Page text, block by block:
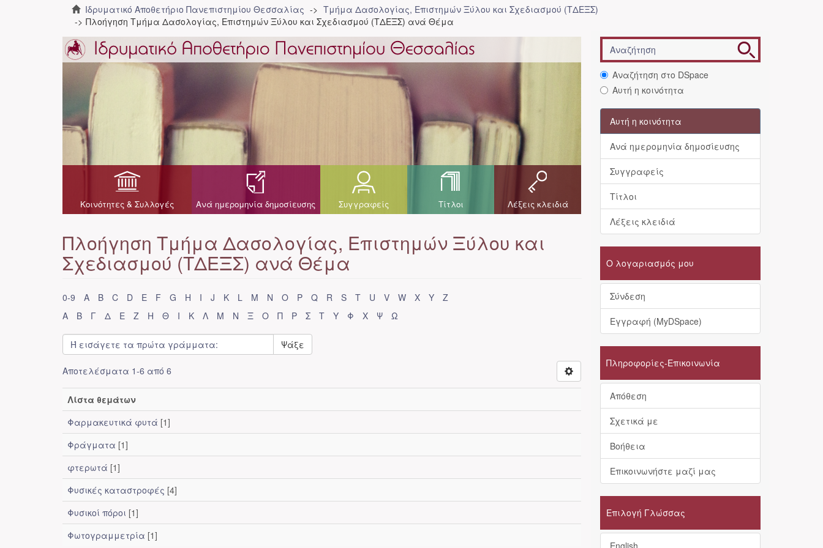
Ιδρυματικό Αποθετήριο Πανεπιστημίου Θεσσαλίας
Τμήμα Δασολογίας, Επιστημών Ξύλου και Σχεδιασμού (ΤΔΕΞΣ)
Πλοήγηση Τμήμα Δασολογίας, Επιστημών Ξύλου και Σχεδιασμού (ΤΔΕΞΣ) ανά Θέμα
Κοινότητες & Συλλογές Ανά ημερομηνία δημοσίευσης Συγγραφείς Τίτλοι Λέξεις κλειδιά
Πλοήγηση Τμήμα Δασολογίας, Επιστημών Ξύλου και
Σχεδιασμού (ΤΔΕΞΣ) ανά Θέμα
0-9 A B C D E F G H I J K L M N O P Q R S T U V W X Y
Z
Α
Β Γ Δ Ε Ζ Η Θ Ι Κ Λ Μ Ν Ξ Ο Π Ρ Σ Τ Υ Φ Χ Ψ Ω
Ψάξε
Αποτελέσματα 1-6 από 6
Λίστα θεμάτων
Φαρμακευτικά φυτά [1]
Φράγματα [1]
φτερωτά [1]
Φυσικές καταστροφές [4]
Φυσικοί πόροι [1]
Φωτογραμμετρία [1]
Αναζήτηση στο DSpace
Αυτή η κοινότητα
Αυτή η κοινότητα
Ανά ημερομηνία δημοσίευσης
Συγγραφείς
Τίτλοι
Λέξεις κλειδιά
Ο λογαριασμός μου
Σύνδεση
Εγγραφή (MyDSpace)
Πληροφορίες-Επικοινωνία
Απόθεση
Σχετικά με
Βοήθεια
Επικοινωνήστε μαζί μας
Επιλογή Γλώσσας
English